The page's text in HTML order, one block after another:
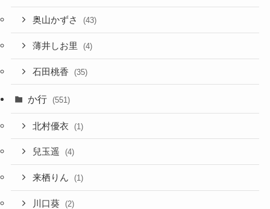
奥山かずさ (43)
薄井しお里 (4)
石田桃香 (35)
か行 (551)
北村優衣 (1)
兒玉遥 (4)
来栖りん (1)
川口葵 (2)